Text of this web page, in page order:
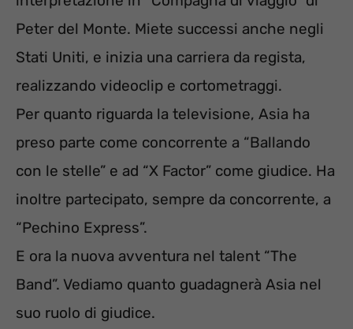
Peter del Monte. Miete successi anche negli
Stati Uniti, e inizia una carriera da regista,
realizzando videoclip e cortometraggi.
Per quanto riguarda la televisione, Asia ha
preso parte come concorrente a “Ballando
con le stelle” e ad “X Factor” come giudice. Ha
inoltre partecipato, sempre da concorrente, a
“Pechino Express”.
E ora la nuova avventura nel talent “The
Band”. Vediamo quanto guadagnerà Asia nel
suo ruolo di giudice.